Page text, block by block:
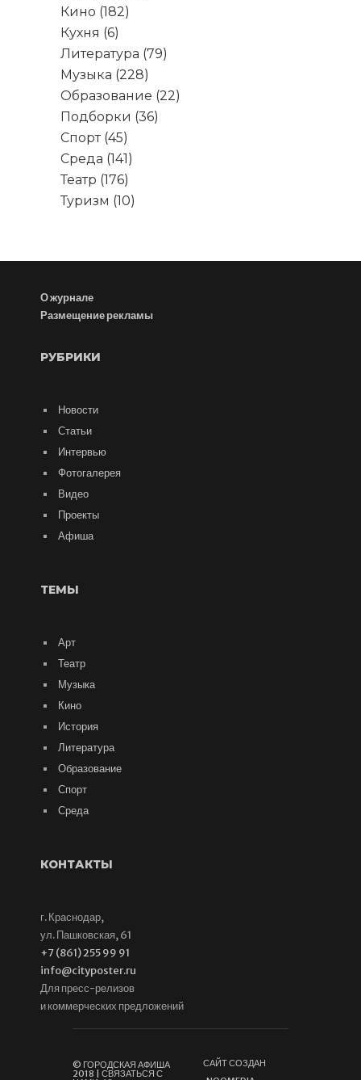
Кино (182)
Кухня (6)
Литература (79)
Музыка (228)
Образование (22)
Подборки (36)
Спорт(45)
Среда (141)
Театр (176)
Туризм (10)
О журнале
Размещение рекламы
РУБРИКИ
Новости
Статьи
Интервью
Фотогалерея
Видео
Проекты
Афиша
ТЕМЫ
Арт
Театр
Музыка
Кино
История
Литература
Образование
Спорт
Среда
КОНТАКТЫ
г. Краснодар,
ул. Пашковская, 61
+7 (861) 255 99 91
info@cityposter.ru
Для пресс-релизов
и коммерческих предложений
© ГОРОДСКАЯ АФИША
2018 | СВЯЗАТЬСЯ С
САЙТ СОЗДАН